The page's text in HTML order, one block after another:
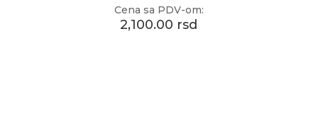
Cena sa PDV-om:
2,100.00 rsd